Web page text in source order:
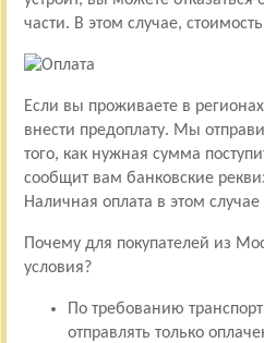
части. В этом случае,
Если вы проживаете в
внести предоплату. Мы
того, как нужная сумма
сообщит вам банковские
Наличная оплата в этом
Почему для покупателей из
условия?
По требованию
отправлять только